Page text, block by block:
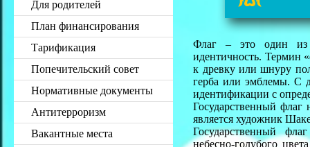
Для родителей
План финансирования
Тарификация
Попечительский совет
Нормативные документы
Антитерроризм
Вакантные места
Флаг – это один из
идентичность. Термин
к древку или шнуру
герба или эмблемы. С
идентификации с
Государственный флаг
является художник
Государственный
небесно-голубого